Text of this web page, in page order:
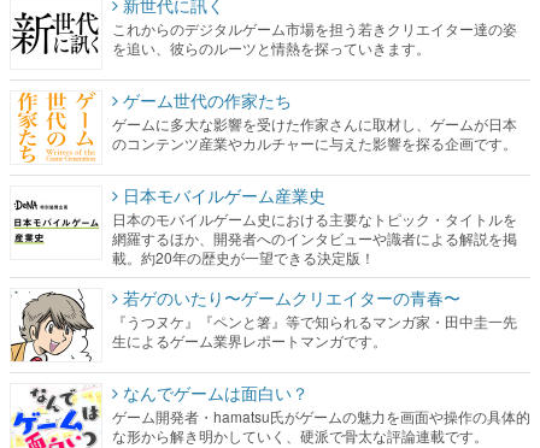
新世代に訊く
これからのデジタルゲーム市場を担う若きクリエイター達の姿
を追い、彼らのルーツと情熱を探っていきます。
ゲーム世代の作家たち
ゲームに多大な影響を受けた作家さんに取材し、ゲームが日本
のコンテンツ産業やカルチャーに与えた影響を探る企画です。
日本モバイルゲーム産業史
日本のモバイルゲーム史における主要なトピック・タイトルを
網羅するほか、開発者へのインタビューや識者による解説を掲
載。約20年の歴史が一望できる決定版！
若ゲのいたり〜ゲームクリエイターの青春〜
『うつヌケ』『ペンと箸』等で知られるマンガ家・田中圭一先
生によるゲーム業界レポートマンガです。
なんでゲームは面白い？
ゲーム開発者・hamatsu氏がゲームの魅力を画面や操作の具体的
な形から解き明かしていく、硬派で骨太な評論連載です。